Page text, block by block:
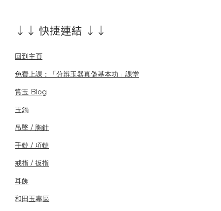
↓↓ 快捷連結 ↓↓
回到主頁
免費上課：「分辨玉器真偽基本功」課堂
賞玉 Blog
玉鐲
吊墜 / 胸針
手鏈 / 項鏈
戒指 / 扳指
耳飾
和田玉專區